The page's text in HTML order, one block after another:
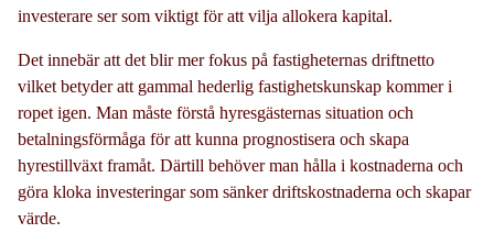
investerare ser som viktigt för att vilja allokera kapital.
Det innebär att det blir mer fokus på fastigheternas driftnetto
vilket betyder att gammal hederlig fastighetskunskap kommer i
ropet igen. Man måste förstå hyresgästernas situation och
betalningsförmåga för att kunna prognostisera och skapa
hyrestillväxt framåt. Därtill behöver man hålla i kostnaderna och
göra kloka investeringar som sänker driftskostnaderna och skapar
värde.